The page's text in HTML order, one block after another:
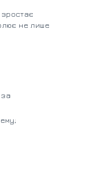
зростає
не лише